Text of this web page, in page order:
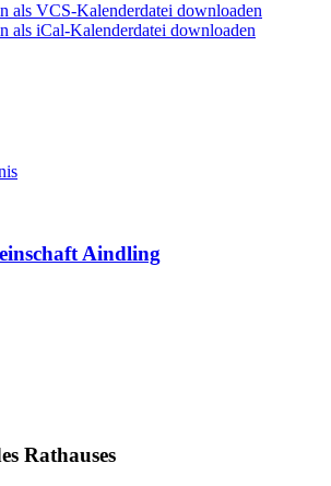
als VCS-Kalenderdatei downloaden
als iCal-Kalenderdatei downloaden
Aindling
Rathauses